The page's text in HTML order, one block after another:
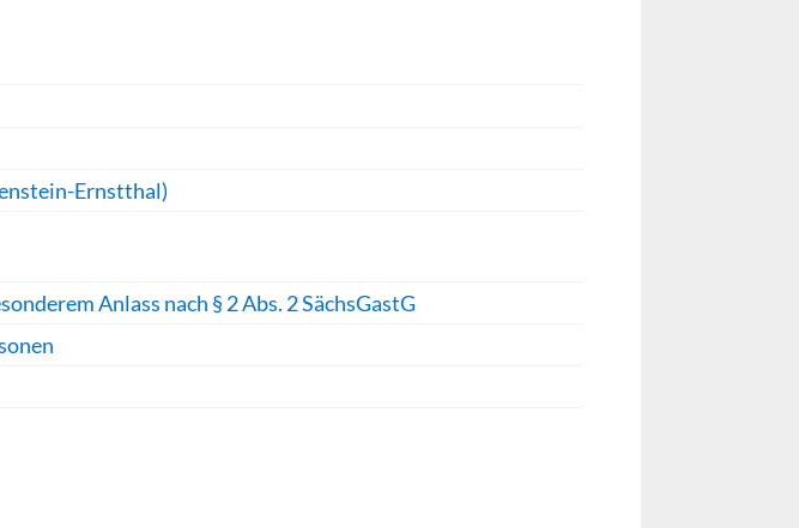
Ernstthal)
Anlass nach § 2 Abs. 2 SächsGastG